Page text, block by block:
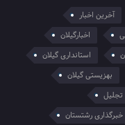
آخرین اخبار
اخبارگیلان
استانداری گیلان
بهزیستی گیلان
تجلیل
خبرگذاری رشتستان